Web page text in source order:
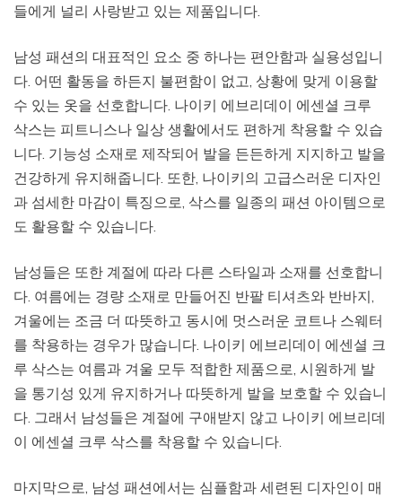
들에게 널리 사랑받고 있는 제품입니다.
남성 패션의 대표적인 요소 중 하나는 편안함과 실용성입니
다. 어떤 활동을 하든지 불편함이 없고, 상황에 맞게 이용할
수 있는 옷을 선호합니다. 나이키 에브리데이 에센셜 크루
삭스는 피트니스나 일상 생활에서도 편하게 착용할 수 있습
니다. 기능성 소재로 제작되어 발을 든든하게 지지하고 발을
건강하게 유지해줍니다. 또한, 나이키의 고급스러운 디자인
과 섬세한 마감이 특징으로, 삭스를 일종의 패션 아이템으로
도 활용할 수 있습니다.
남성들은 또한 계절에 따라 다른 스타일과 소재를 선호합니
다. 여름에는 경량 소재로 만들어진 반팔 티셔츠와 반바지,
겨울에는 조금 더 따뜻하고 동시에 멋스러운 코트나 스웨터
를 착용하는 경우가 많습니다. 나이키 에브리데이 에센셜 크
루 삭스는 여름과 겨울 모두 적합한 제품으로, 시원하게 발
을 통기성 있게 유지하거나 따뜻하게 발을 보호할 수 있습니
다. 그래서 남성들은 계절에 구애받지 않고 나이키 에브리데
이 에센셜 크루 삭스를 착용할 수 있습니다.
마지막으로, 남성 패션에서는 심플함과 세련된 디자인이 매